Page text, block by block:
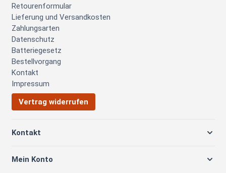
Retourenformular
Lieferung und Versandkosten
Zahlungsarten
Datenschutz
Batteriegesetz
Bestellvorgang
Kontakt
Impressum
Vertrag widerrufen
Kontakt
Mein Konto